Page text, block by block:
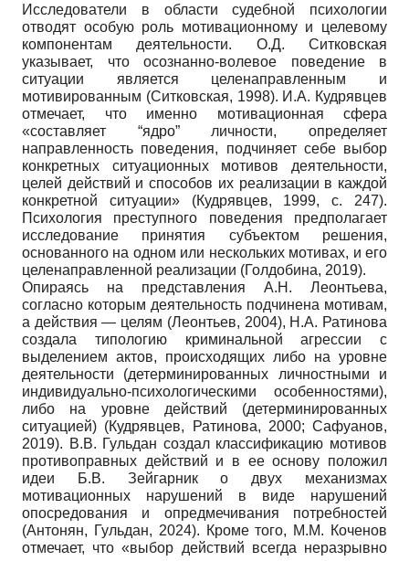
Исследователи в области судебной психологии
отводят особую роль мотивационному и целевому
компонентам деятельности. О.Д. Ситковская
указывает, что осознанно-волевое поведение в
ситуации является целенаправленным и
мотивированным (Ситковская, 1998). И.А. Кудрявцев
отмечает, что именно мотивационная сфера
«составляет “ядро” личности, определяет
направленность поведения, подчиняет себе выбор
конкретных ситуационных мотивов деятельности,
целей действий и способов их реализации в каждой
конкретной ситуации» (Кудрявцев, 1999, с. 247).
Психология преступного поведения предполагает
исследование принятия субъектом решения,
основанного на одном или нескольких мотивах, и его
целенаправленной реализации (Голдобина, 2019).
Опираясь на представления А.Н. Леонтьева,
согласно которым деятельность подчинена мотивам,
а действия — целям (Леонтьев, 2004), Н.А. Ратинова
создала типологию криминальной агрессии с
выделением актов, происходящих либо на уровне
деятельности (детерминированных личностными и
индивидуально-психологическими особенностями),
либо на уровне действий (детерминированных
ситуацией) (Кудрявцев, Ратинова, 2000; Сафуанов,
2019). В.В. Гульдан создал классификацию мотивов
противоправных действий и в ее основу положил
идеи Б.В. Зейгарник о двух механизмах
мотивационных нарушений в виде нарушений
опосредования и опредмечивания потребностей
(Антонян, Гульдан, 2024). Кроме того, М.М. Коченов
отмечает, что «выбор действий всегда неразрывно